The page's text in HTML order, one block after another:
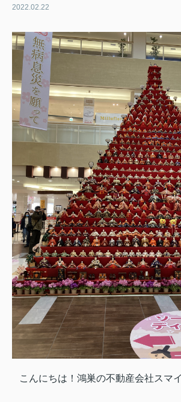
2022.02.22
こんにちは！鴻巣の不動産会社スマ